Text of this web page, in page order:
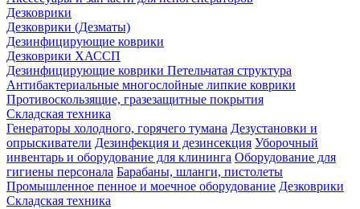
Дезковрики
Дезковрики (Дезматы)
Дезинфицирующие коврики
Дезковрики ХАССП
Дезинфицирующие коврики Петельчатая структура
Антибактериальные многослойные липкие коврики
Противоскользящие, гразезащитные покрытия
Складская техника
Генераторы холодного, горячего тумана Дезустановки и
опрыскиватели Дезинфекция и дезинсекция Уборочный
инвентарь и оборудование для клининга Оборудование для
гигиены персонала Барабаны, шланги, пистолеты
Промышленное пенное и моечное оборудование Дезковрики
Складская техника